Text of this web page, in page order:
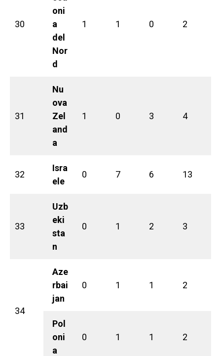
30
oni
a
del
Nor
d
1 1 0 2
31
Nu
ova
Zel
and
a
1 0 3 4
32
Isra
ele
0 7 6 13
33
Uzb
eki
sta
n
0 1 2 3
34
Aze
rbai
jan
0 1 1 2
Pol
oni
a
0 1 1 2